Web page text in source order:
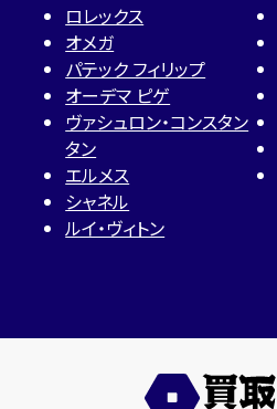
ロレックス
オメガ
パテック フィリップ
オーデマ ピゲ
ヴァシュロン・コンスタン
タン
エルメス
シャネル
ルイ・ヴィトン